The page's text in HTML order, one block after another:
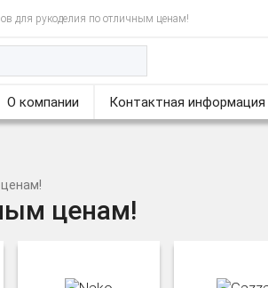
для рукоделия по отличным ценам!
О компании Контактная информация
ценам!